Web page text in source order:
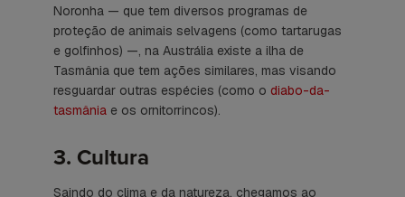
Noronha — que tem diversos programas de
proteção de animais selvagens (como tartarugas
e golfinhos) —, na Austrália existe a ilha de
Tasmânia que tem ações similares, mas visando
resguardar outras espécies (como o diabo-da-
tasmânia e os ornitorrincos).
3. Cultura
Saindo do clima e da natureza, chegamos ao